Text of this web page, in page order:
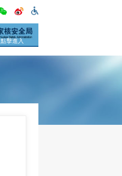
點擊進入